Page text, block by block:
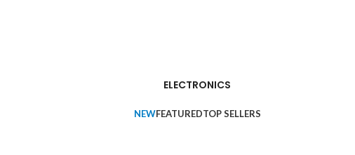
ELECTRONICS
NEWFEATUREDTOP SELLERS